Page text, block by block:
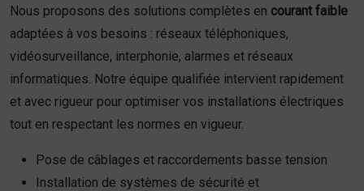
Nous proposons des solutions complètes en courant faible
adaptées à vos besoins : réseaux téléphoniques,
vidéosurveillance, interphonie, alarmes et réseaux
informatiques. Notre équipe qualifiée intervient rapidement
et avec rigueur pour optimiser vos installations électriques
tout en respectant les normes en vigueur.
Pose de câblages et raccordements basse tension
Installation de systèmes de sécurité et